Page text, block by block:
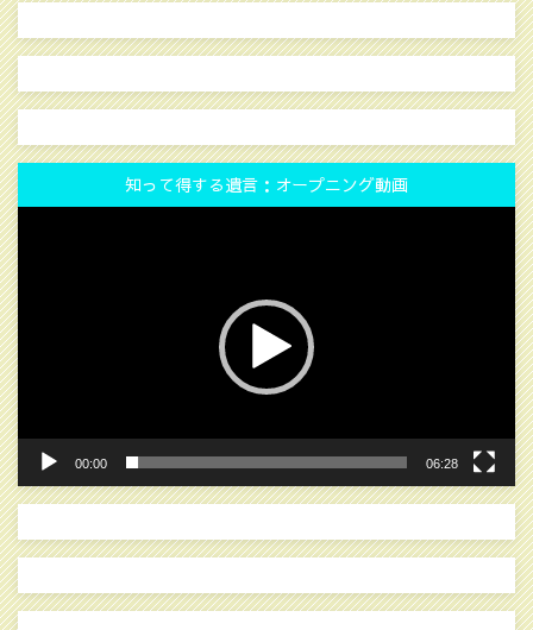
知って得する遺言：オープニング動画
動
画
プ
レ
ー
ヤ
ー
00:00 06:28